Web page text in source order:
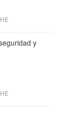
y